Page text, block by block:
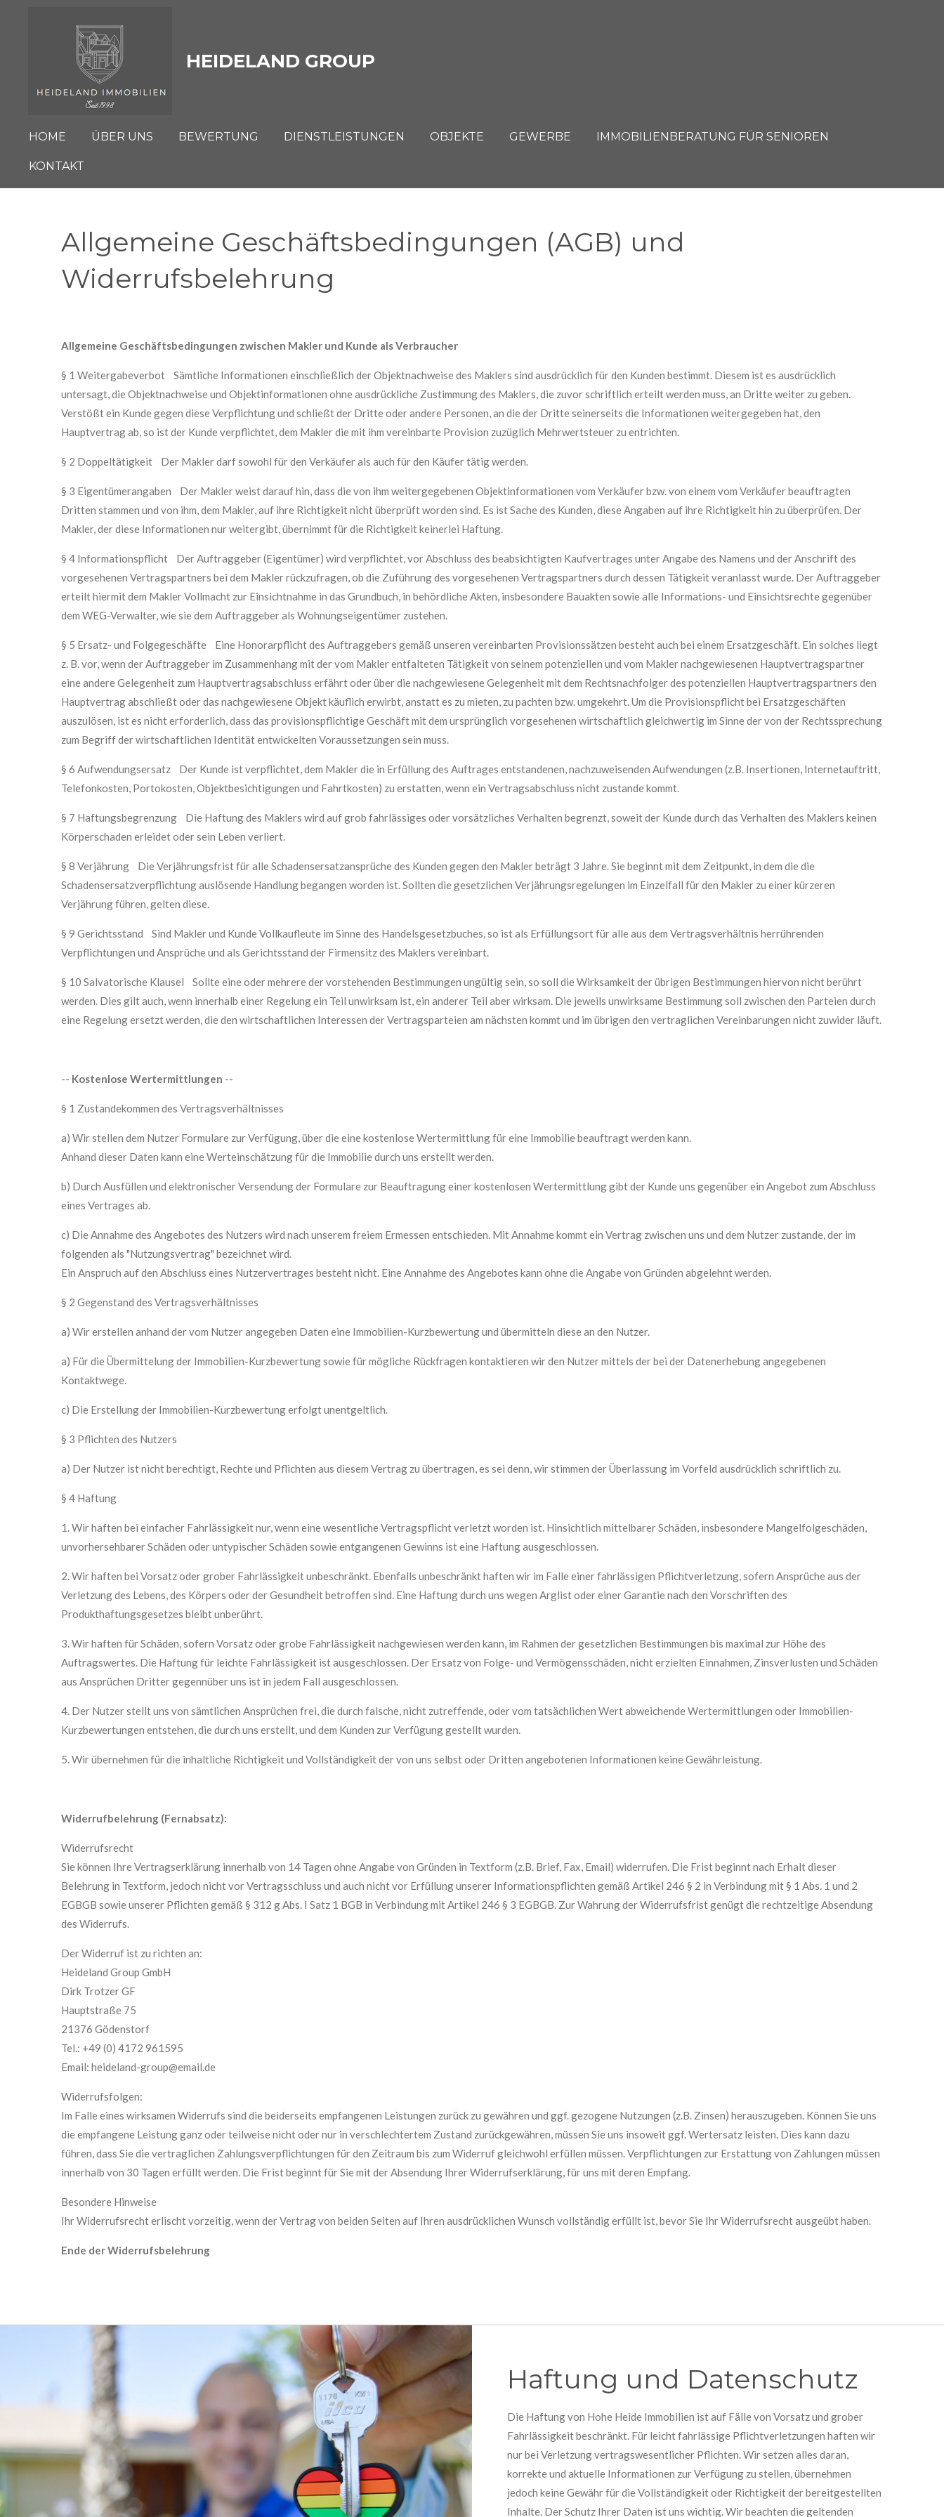
HEIDELAND GROUP
HOME ÜBER UNS BEWERTUNG DIENSTLEISTUNGEN OBJEKTE GEWERBE IMMOBILIENBERATUNG FÜR SENIOREN
KONTAKT
Allgemeine Geschäftsbedingungen (AGB) und
Widerrufsbelehrung
Allgemeine Geschäftsbedingungen zwischen Makler und Kunde als Verbraucher
§ 1 Weitergabeverbot Sämtliche Informationen einschließlich der Objektnachweise des Maklers sind ausdrücklich für den Kunden bestimmt. Diesem ist es ausdrücklich
untersagt, die Objektnachweise und Objektinformationen ohne ausdrückliche Zustimmung des Maklers, die zuvor schriftlich erteilt werden muss, an Dritte weiter zu geben.
Verstößt ein Kunde gegen diese Verpflichtung und schließt der Dritte oder andere Personen, an die der Dritte seinerseits die Informationen weitergegeben hat, den
Hauptvertrag ab, so ist der Kunde verpflichtet, dem Makler die mit ihm vereinbarte Provision zuzüglich Mehrwertsteuer zu entrichten.
§ 2 Doppeltätigkeit Der Makler darf sowohl für den Verkäufer als auch für den Käufer tätig werden.
§ 3 Eigentümerangaben Der Makler weist darauf hin, dass die von ihm weitergegebenen Objektinformationen vom Verkäufer bzw. von einem vom Verkäufer beauftragten
Dritten stammen und von ihm, dem Makler, auf ihre Richtigkeit nicht überprüft worden sind. Es ist Sache des Kunden, diese Angaben auf ihre Richtigkeit hin zu überprüfen. Der
Makler, der diese Informationen nur weitergibt, übernimmt für die Richtigkeit keinerlei Haftung.
§ 4 Informationspflicht Der Auftraggeber (Eigentümer) wird verpflichtet, vor Abschluss des beabsichtigten Kaufvertrages unter Angabe des Namens und der Anschrift des
vorgesehenen Vertragspartners bei dem Makler rückzufragen, ob die Zuführung des vorgesehenen Vertragspartners durch dessen Tätigkeit veranlasst wurde. Der Auftraggeber
erteilt hiermit dem Makler Vollmacht zur Einsichtnahme in das Grundbuch, in behördliche Akten, insbesondere Bauakten sowie alle Informations- und Einsichtsrechte gegenüber
dem WEG-Verwalter, wie sie dem Auftraggeber als Wohnungseigentümer zustehen.
§ 5 Ersatz- und Folgegeschäfte Eine Honorarpflicht des Auftraggebers gemäß unseren vereinbarten Provisionssätzen besteht auch bei einem Ersatzgeschäft. Ein solches liegt
z. B. vor, wenn der Auftraggeber im Zusammenhang mit der vom Makler entfalteten Tätigkeit von seinem potenziellen und vom Makler nachgewiesenen Hauptvertragspartner
eine andere Gelegenheit zum Hauptvertragsabschluss erfährt oder über die nachgewiesene Gelegenheit mit dem Rechtsnachfolger des potenziellen Hauptvertragspartners den
Hauptvertrag abschließt oder das nachgewiesene Objekt käuflich erwirbt, anstatt es zu mieten, zu pachten bzw. umgekehrt. Um die Provisionspflicht bei Ersatzgeschäften
auszulösen, ist es nicht erforderlich, dass das provisionspflichtige Geschäft mit dem ursprünglich vorgesehenen wirtschaftlich gleichwertig im Sinne der von der Rechtssprechung
zum Begriff der wirtschaftlichen Identität entwickelten Voraussetzungen sein muss.
§ 6 Aufwendungsersatz Der Kunde ist verpflichtet, dem Makler die in Erfüllung des Auftrages entstandenen, nachzuweisenden Aufwendungen (z.B. Insertionen, Internetauftritt,
Telefonkosten, Portokosten, Objektbesichtigungen und Fahrtkosten) zu erstatten, wenn ein Vertragsabschluss nicht zustande kommt.
§ 7 Haftungsbegrenzung Die Haftung des Maklers wird auf grob fahrlässiges oder vorsätzliches Verhalten begrenzt, soweit der Kunde durch das Verhalten des Maklers keinen
Körperschaden erleidet oder sein Leben verliert.
§ 8 Verjährung Die Verjährungsfrist für alle Schadensersatzansprüche des Kunden gegen den Makler beträgt 3 Jahre. Sie beginnt mit dem Zeitpunkt, in dem die die
Schadensersatzverpflichtung auslösende Handlung begangen worden ist. Sollten die gesetzlichen Verjährungsregelungen im Einzelfall für den Makler zu einer kürzeren
Verjährung führen, gelten diese.
§ 9 Gerichtsstand Sind Makler und Kunde Vollkaufleute im Sinne des Handelsgesetzbuches, so ist als Erfüllungsort für alle aus dem Vertragsverhältnis herrührenden
Verpflichtungen und Ansprüche und als Gerichtsstand der Firmensitz des Maklers vereinbart.
§ 10 Salvatorische Klausel Sollte eine oder mehrere der vorstehenden Bestimmungen ungültig sein, so soll die Wirksamkeit der übrigen Bestimmungen hiervon nicht berührt
werden. Dies gilt auch, wenn innerhalb einer Regelung ein Teil unwirksam ist, ein anderer Teil aber wirksam. Die jeweils unwirksame Bestimmung soll zwischen den Parteien durch
eine Regelung ersetzt werden, die den wirtschaftlichen Interessen der Vertragsparteien am nächsten kommt und im übrigen den vertraglichen Vereinbarungen nicht zuwider läuft.
-- Kostenlose Wertermittlungen --
§ 1 Zustandekommen des Vertragsverhältnisses
a) Wir stellen dem Nutzer Formulare zur Verfügung, über die eine kostenlose Wertermittlung für eine Immobilie beauftragt werden kann.
Anhand dieser Daten kann eine Werteinschätzung für die Immobilie durch uns erstellt werden.
b) Durch Ausfüllen und elektronischer Versendung der Formulare zur Beauftragung einer kostenlosen Wertermittlung gibt der Kunde uns gegenüber ein Angebot zum Abschluss
eines Vertrages ab.
c) Die Annahme des Angebotes des Nutzers wird nach unserem freiem Ermessen entschieden. Mit Annahme kommt ein Vertrag zwischen uns und dem Nutzer zustande, der im
folgenden als "Nutzungsvertrag" bezeichnet wird.
Ein Anspruch auf den Abschluss eines Nutzervertrages besteht nicht. Eine Annahme des Angebotes kann ohne die Angabe von Gründen abgelehnt werden.
§ 2 Gegenstand des Vertragsverhältnisses
a) Wir erstellen anhand der vom Nutzer angegeben Daten eine Immobilien-Kurzbewertung und übermitteln diese an den Nutzer.
a) Für die Übermittelung der Immobilien-Kurzbewertung sowie für mögliche Rückfragen kontaktieren wir den Nutzer mittels der bei der Datenerhebung angegebenen
Kontaktwege.
c) Die Erstellung der Immobilien-Kurzbewertung erfolgt unentgeltlich.
§ 3 Pflichten des Nutzers
a) Der Nutzer ist nicht berechtigt, Rechte und Pflichten aus diesem Vertrag zu übertragen, es sei denn, wir stimmen der Überlassung im Vorfeld ausdrücklich schriftlich zu.
§ 4 Haftung
1. Wir haften bei einfacher Fahrlässigkeit nur, wenn eine wesentliche Vertragspflicht verletzt worden ist. Hinsichtlich mittelbarer Schäden, insbesondere Mangelfolgeschäden,
unvorhersehbarer Schäden oder untypischer Schäden sowie entgangenen Gewinns ist eine Haftung ausgeschlossen.
2. Wir haften bei Vorsatz oder grober Fahrlässigkeit unbeschränkt. Ebenfalls unbeschränkt haften wir im Falle einer fahrlässigen Pflichtverletzung, sofern Ansprüche aus der
Verletzung des Lebens, des Körpers oder der Gesundheit betroffen sind. Eine Haftung durch uns wegen Arglist oder einer Garantie nach den Vorschriften des
Produkthaftungsgesetzes bleibt unberührt.
3. Wir haften für Schäden, sofern Vorsatz oder grobe Fahrlässigkeit nachgewiesen werden kann, im Rahmen der gesetzlichen Bestimmungen bis maximal zur Höhe des
Auftragswertes. Die Haftung für leichte Fahrlässigkeit ist ausgeschlossen. Der Ersatz von Folge- und Vermögensschäden, nicht erzielten Einnahmen, Zinsverlusten und Schäden
aus Ansprüchen Dritter gegennüber uns ist in jedem Fall ausgeschlossen.
4. Der Nutzer stellt uns von sämtlichen Ansprüchen frei, die durch falsche, nicht zutreffende, oder vom tatsächlichen Wert abweichende Wertermittlungen oder Immobilien-
Kurzbewertungen entstehen, die durch uns erstellt, und dem Kunden zur Verfügung gestellt wurden.
5. Wir übernehmen für die inhaltliche Richtigkeit und Vollständigkeit der von uns selbst oder Dritten angebotenen Informationen keine Gewährleistung.
Widerrufbelehrung (Fernabsatz):
Widerrufsrecht
Sie können Ihre Vertragserklärung innerhalb von 14 Tagen ohne Angabe von Gründen in Textform (z.B. Brief, Fax, Email) widerrufen. Die Frist beginnt nach Erhalt dieser
Belehrung in Textform, jedoch nicht vor Vertragsschluss und auch nicht vor Erfüllung unserer Informationspflichten gemäß Artikel 246 § 2 in Verbindung mit § 1 Abs. 1 und 2
EGBGB sowie unserer Pflichten gemäß § 312 g Abs. I Satz 1 BGB in Verbindung mit Artikel 246 § 3 EGBGB. Zur Wahrung der Widerrufsfrist genügt die rechtzeitige Absendung
des Widerrufs.
Der Widerruf ist zu richten an:
Heideland Group GmbH
Dirk Trotzer GF
Hauptstraße 75
21376 Gödenstorf
Tel.: +49 (0) 4172 961595
Email: heideland-group@email.de
Widerrufsfolgen:
Im Falle eines wirksamen Widerrufs sind die beiderseits empfangenen Leistungen zurück zu gewähren und ggf. gezogene Nutzungen (z.B. Zinsen) herauszugeben. Können Sie uns
die empfangene Leistung ganz oder teilweise nicht oder nur in verschlechtertem Zustand zurückgewähren, müssen Sie uns insoweit ggf. Wertersatz leisten. Dies kann dazu
führen, dass Sie die vertraglichen Zahlungsverpflichtungen für den Zeitraum bis zum Widerruf gleichwohl erfüllen müssen. Verpflichtungen zur Erstattung von Zahlungen müssen
innerhalb von 30 Tagen erfüllt werden. Die Frist beginnt für Sie mit der Absendung Ihrer Widerrufserklärung, für uns mit deren Empfang.
Besondere Hinweise
Ihr Widerrufsrecht erlischt vorzeitig, wenn der Vertrag von beiden Seiten auf Ihren ausdrücklichen Wunsch vollständig erfüllt ist, bevor Sie Ihr Widerrufsrecht ausgeübt haben.
Ende der Widerrufsbelehrung
Haftung und Datenschutz
Die Haftung von Hohe Heide Immobilien ist auf Fälle von Vorsatz und grober
Fahrlässigkeit beschränkt. Für leicht fahrlässige Pflichtverletzungen haften wir
nur bei Verletzung vertragswesentlicher Pflichten. Wir setzen alles daran,
korrekte und aktuelle Informationen zur Verfügung zu stellen, übernehmen
jedoch keine Gewähr für die Vollständigkeit oder Richtigkeit der bereitgestellten
Inhalte. Der Schutz Ihrer Daten ist uns wichtig. Wir beachten die geltenden